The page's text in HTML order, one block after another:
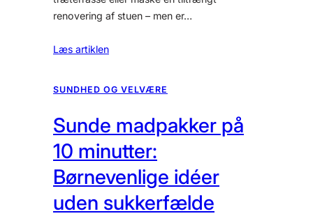
renovering af stuen – men er…
Læs artiklen
SUNDHED OG VELVÆRE
Sunde madpakker på
10 minutter:
Børnevenlige idéer
uden sukkerfælde